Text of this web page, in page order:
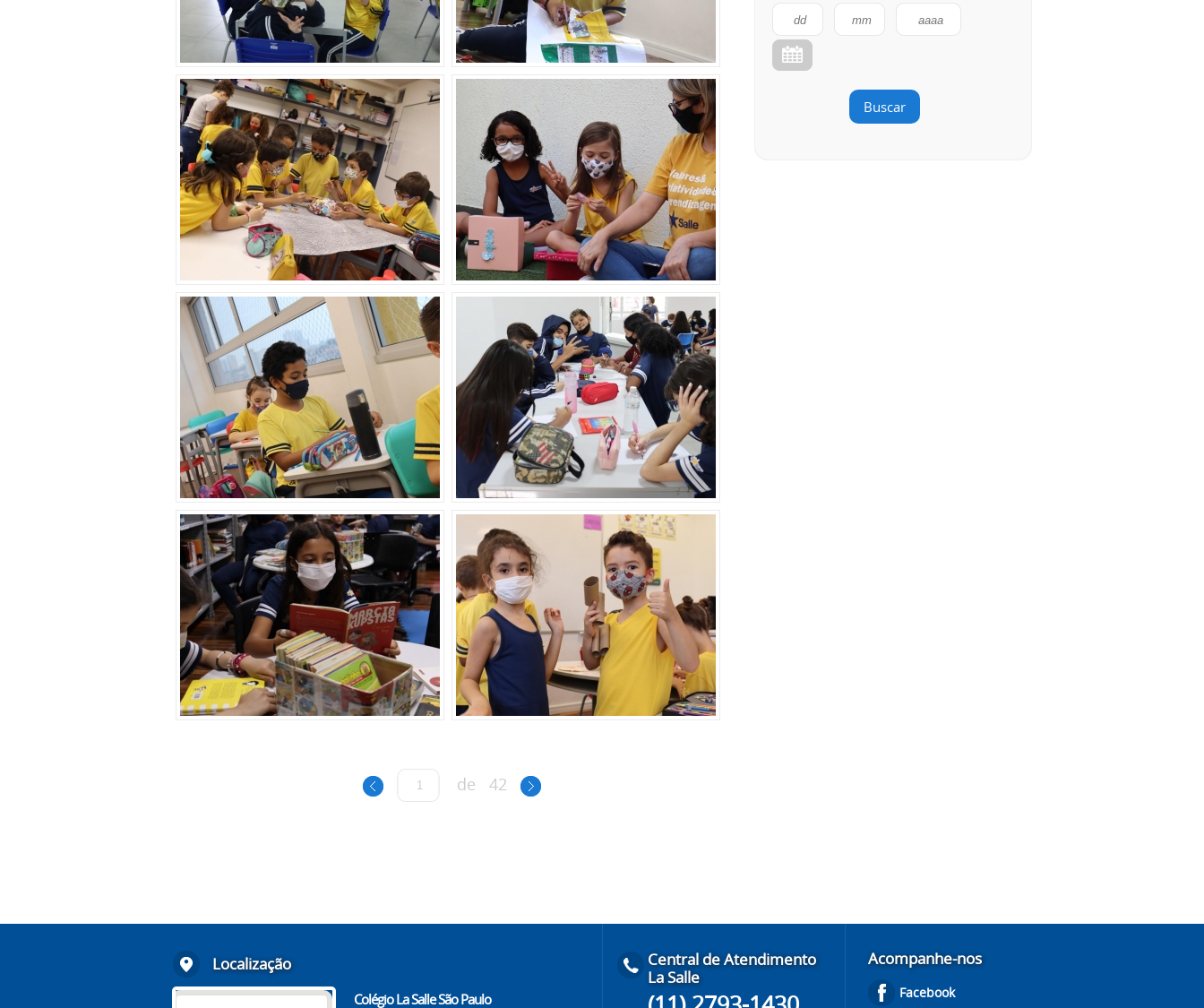
de 42
Buscar
Localização
Colégio La Salle São Paulo
Central de Atendimento
La Salle
Acompanhe-nos
Facebook